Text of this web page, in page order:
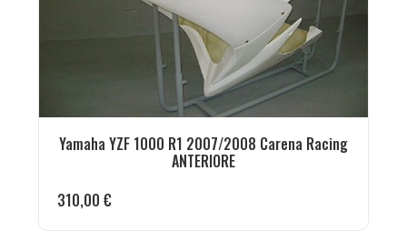
Yamaha YZF 1000 R1 2007/2008 Carena Racing
ANTERIORE
310,00 €